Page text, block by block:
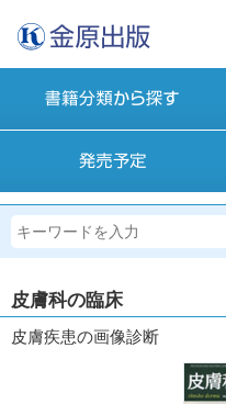
皮膚科の臨床
皮膚疾患の画像診断